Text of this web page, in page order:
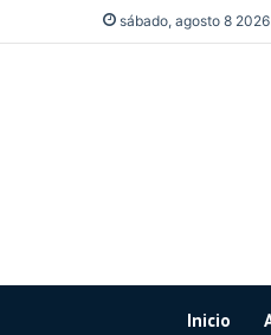
sábado, agosto 8 2026
Inicio